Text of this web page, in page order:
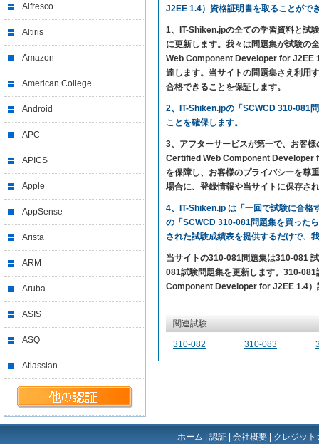
Alfresco
Altiris
Amazon
American College
Android
APC
APICS
Apple
AppSense
Arista
ARM
Aruba
ASIS
ASQ
Atlassian
J2EE 1.4）資格証明書を取ることがで
1、IT-Shiken.jpの全ての学習資料と試
に更新します。我々は問題集が試験の
Web Component Developer for J2EE
達します。当サイトの問題集さえ利
合格できることを保証します。
2、IT-Shiken.jpの「SCWCD 310-081
ことを確保します。
3、アフターサービスが第一で、お客
Certified Web Component Developer
を保障し、お客様のプライバシーを尊
場合に、登録情報や当サイトに保存さ
4、IT-Shiken.jp は「一回で試験に合格
の「SCWCD 310-081問題集を買った
された試験成績表を提供するだけで、
当サイトの310-081問題集は310-081
081試験問題集を更新します。310-
Component Developer for J2EE 1.4）
関連試験
310-082 310-083
ホーム 認証 会社概要 クレジッ